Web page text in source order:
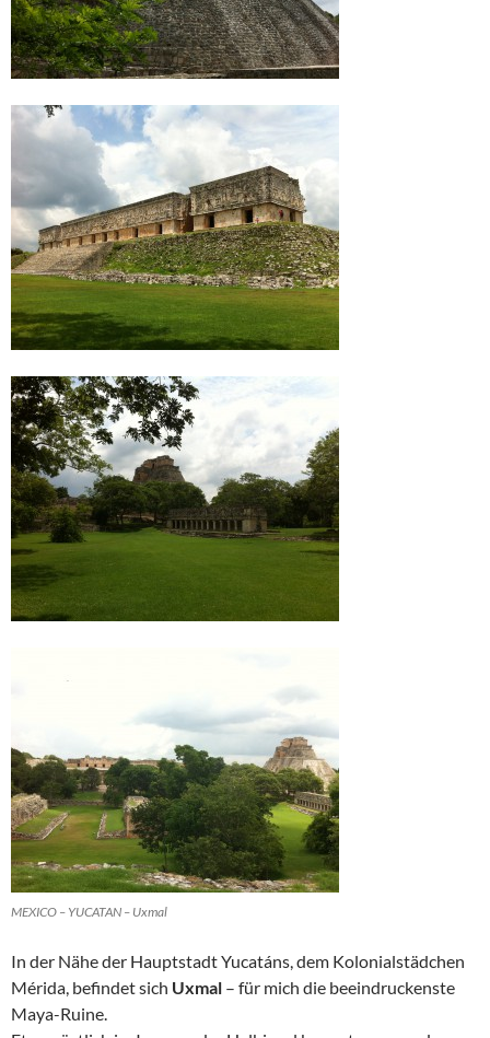
MEXICO – YUCATAN – Uxmal
In der Nähe der Hauptstadt Yucatáns, dem Kolonialstädchen
Mérida, befindet sich Uxmal – für mich die beeindruckenste
Maya-Ruine.